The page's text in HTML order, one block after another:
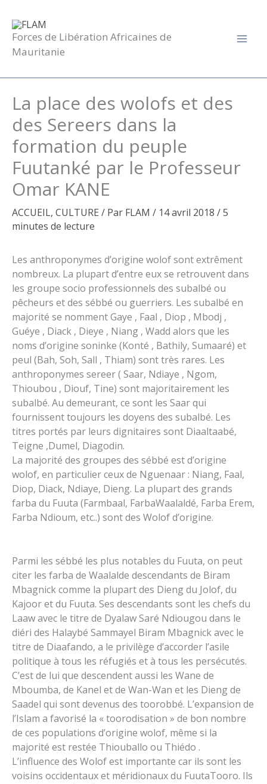
contenu
Forces de Libération Africaines de
Mauritanie
La place des wolofs et des
des Sereers dans la
formation du peuple
Fuutanké par le Professeur
Omar KANE
ACCUEIL, CULTURE / Par FLAM / 14 avril 2018 /5
minutes de lecture
Les anthroponymes d’origine wolof sont extrêment
nombreux. La plupart d’entre eux se retrouvent dans
les groupe socio professionnels des subalbé ou
pêcheurs et des sébbé ou guerriers. Les subalbé en
majorité se nomment Gaye , Faal , Diop , Mbodj ,
Guéye , Diack , Dieye , Niang , Wadd alors que les
noms d’origine soninke (Konté , Bathily, Sumaaré) et
peul (Bah, Soh, Sall , Thiam) sont très rares. Les
anthroponymes sereer ( Saar, Ndiaye , Ngom,
Thioubou , Diouf, Tine) sont majoritairement les
subalbé. Au demeurant, ce sont les Saar qui
fournissent toujours les doyens des subalbé. Les
titres portés par leurs dignitaires sont Diaaltaabé,
Teigne ,Dumel, Diagodin.
La majorité des groupes des sébbé est d’origine
wolof, en particulier ceux de Nguenaar : Niang, Faal,
Diop, Diack, Ndiaye, Dieng. La plupart des grands
farba du Fuuta (Farmbaal, FarbaWaalaldé, Farba Erem,
Farba Ndioum, etc..) sont des Wolof d’origine.
Parmi les sébbé les plus notables du Fuuta, on peut
citer les farba de Waalalde descendants de Biram
Mbagnick comme la plupart des Dieng du Jolof, du
Kajoor et du Fuuta. Ses descendants sont les chefs du
Laaw avec le titre de Dyalaw Saré Ndiougou dans le
diéri des Halaybé Sammayel Biram Mbagnick avec le
titre de Diaafando, a le privilège d’accorder l’asile
politique à tous les réfugiés et à tous les persécutés.
C’est de lui que descendent aussi les Wane de
Mboumba, de Kanel et de Wan-Wan et les Dieng de
Saadel qui sont devenus des toorobbé. L’expansion de
l’Islam a favorisé la « toorodisation » de bon nombre
de ces populations d’origine wolof, même si la
majorité est restée Thiouballo ou Thiédo .
L’influence des Wolof est importante car ils sont les
voisins occidentaux et méridionaux du FuutaTooro. Ils